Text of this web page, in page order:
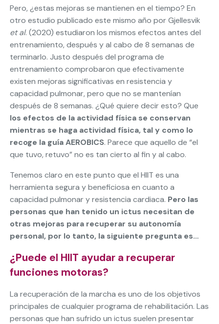
Pero, ¿estas mejoras se mantienen en el tiempo? En
otro estudio publicado este mismo año por Gjellesvik
et al. (2020) estudiaron los mismos efectos antes del
entrenamiento, después y al cabo de 8 semanas de
terminarlo. Justo después del programa de
entrenamiento comprobaron que efectivamente
existen mejoras significativas en resistencia y
capacidad pulmonar, pero que no se mantenían
después de 8 semanas. ¿Qué quiere decir esto? Que
los efectos de la actividad física se conservan
mientras se haga actividad física, tal y como lo
recoge la guía AEROBICS. Parece que aquello de “el
que tuvo, retuvo” no es tan cierto al fin y al cabo.
Tenemos claro en este punto que el HIIT es una
herramienta segura y beneficiosa en cuanto a
capacidad pulmonar y resistencia cardiaca. Pero las
personas que han tenido un ictus necesitan de
otras mejoras para recuperar su autonomía
personal, por lo tanto, la siguiente pregunta es…
¿Puede el HIIT ayudar a recuperar
funciones motoras?
La recuperación de la marcha es uno de los objetivos
principales de cualquier programa de rehabilitación. Las
personas que han sufrido un ictus suelen presentar